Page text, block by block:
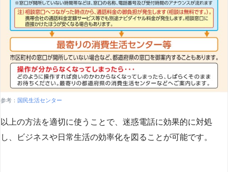
参考： 国民生活センター
以上の方法を適切に使うことで、迷惑電話に効果的に対処
し、ビジネスや日常生活の効率化を図ることが可能です。